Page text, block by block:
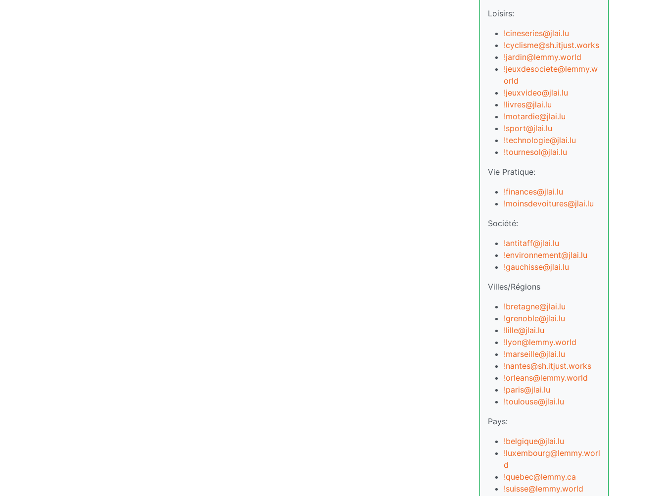
Loisirs:
!cineseries@jlai.lu
!cyclisme@sh.itjust.works
!jardin@lemmy.world
!jeuxdesociete@lemmy.w
orld
!jeuxvideo@jlai.lu
!livres@jlai.lu
!motardie@jlai.lu
!sport@jlai.lu
!technologie@jlai.lu
!tournesol@jlai.lu
Vie Pratique:
!finances@jlai.lu
!moinsdevoitures@jlai.lu
Société:
!antitaff@jlai.lu
!environnement@jlai.lu
!gauchisse@jlai.lu
Villes/Régions
!bretagne@jlai.lu
!grenoble@jlai.lu
!lille@jlai.lu
!lyon@lemmy.world
!marseille@jlai.lu
!nantes@sh.itjust.works
!orleans@lemmy.world
!paris@jlai.lu
!toulouse@jlai.lu
Pays:
!belgique@jlai.lu
!luxembourg@lemmy.worl
d
!quebec@lemmy.ca
!suisse@lemmy.world